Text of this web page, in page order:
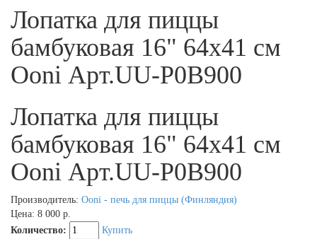
Лопатка для пиццы
бамбуковая 16" 64x41 см
Ooni Арт.UU-P0B900
Лопатка для пиццы
бамбуковая 16" 64x41 см
Ooni Арт.UU-P0B900
Производитель: Ooni - печь для пиццы (Финляндия)
Цена: 8 000 р.
Количество:
Купить